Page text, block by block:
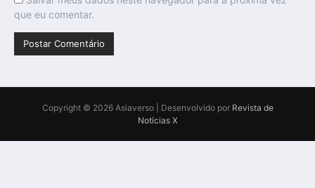
que eu comentar.
Copyright © 2026 Asiaverso | Desenvolvido por Revista de
Notícias X